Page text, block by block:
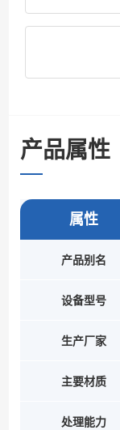
产品属性
属性
产品别名
设备型号
生产厂家
主要材质
处理能力